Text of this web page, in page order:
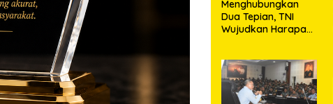
Menghubungkan
Dua Tepian, TNI
Wujudkan Harapan
Sungai Menaula